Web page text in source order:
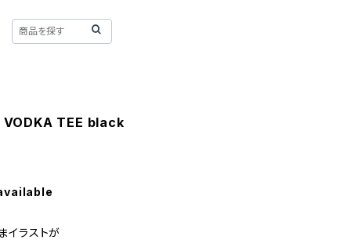
VODKA TEE black
イラストが